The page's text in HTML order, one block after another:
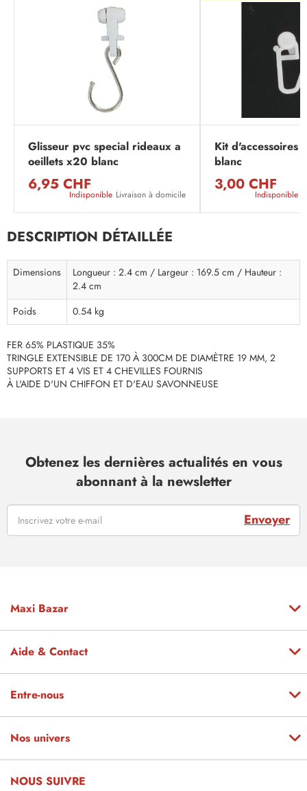
Glisseur pvc special rideaux a
oeillets x20 blanc
6,95 CHF
Indisponible Livraison à domicile
Kit d'accessoires
blanc
3,00 CHF
Indisponible
DESCRIPTION DÉTAILLÉE
Dimensions
Longueur : 2.4 cm / Largeur : 169.5 cm / Hauteur :
2.4 cm
Poids
0.54 kg
FER 65% PLASTIQUE 35%
TRINGLE EXTENSIBLE DE 170 À 300CM DE DIAMÈTRE 19 MM, 2
SUPPORTS ET 4 VIS ET 4 CHEVILLES FOURNIS
À L'AIDE D'UN CHIFFON ET D'EAU SAVONNEUSE
Obtenez les dernières actualités en vous
abonnant à la newsletter
Envoyer
Maxi Bazar
Aide & Contact
Entre-nous
Nos univers
NOUS SUIVRE